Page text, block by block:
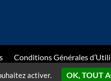
activer. OK, TOUT
Conditions Générales